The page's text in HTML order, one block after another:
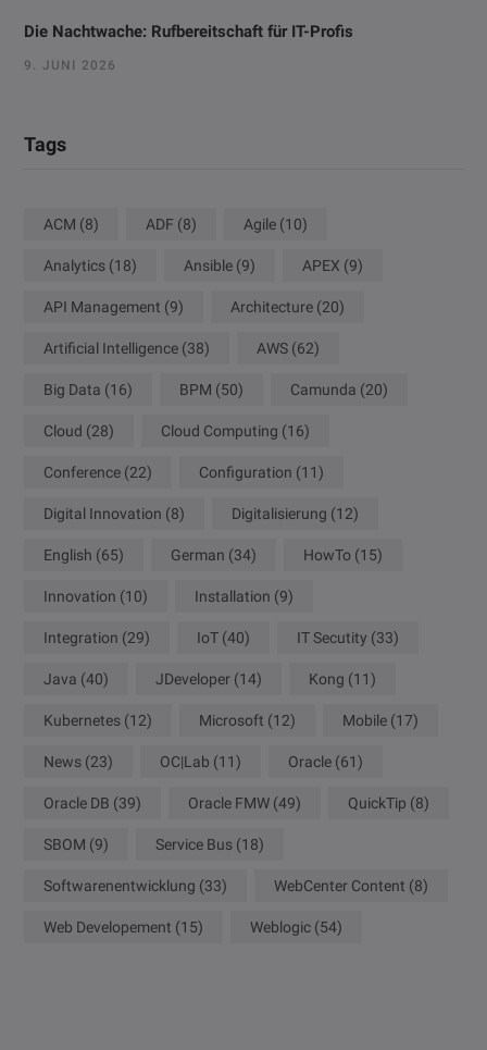
Die Nachtwache: Rufbereitschaft für IT-Profis
9. JUNI 2026
Tags
ACM (8) ADF (8) Agile (10)
Analytics (18) Ansible (9) APEX (9)
API Management (9) Architecture (20)
Artificial Intelligence (38) AWS (62)
Big Data (16) BPM (50) Camunda (20)
Cloud (28) Cloud Computing (16)
Conference (22) Configuration (11)
Digital Innovation (8) Digitalisierung (12)
English (65) German (34) HowTo (15)
Innovation (10) Installation (9)
Integration (29) IoT (40) IT Secutity (33)
Java (40) JDeveloper (14) Kong (11)
Kubernetes (12) Microsoft (12) Mobile (17)
News (23) OC|Lab (11) Oracle (61)
Oracle DB (39) Oracle FMW (49) QuickTip (8)
SBOM (9) Service Bus (18)
Softwarenentwicklung (33) WebCenter Content (8)
Web Developement (15) Weblogic (54)